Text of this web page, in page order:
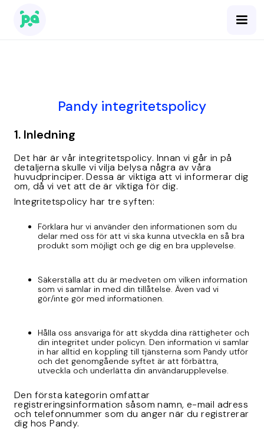
Pandy integritetspolicy
1. Inledning
Det här är vår integritetspolicy. Innan vi går in på
detaljerna skulle vi vilja belysa några av våra
huvudprinciper. Dessa är viktiga att vi informerar dig
om, då vi vet att de är viktiga för dig.
Integritetspolicy har tre syften:
Förklara hur vi använder den informationen som du
delar med oss för att vi ska kunna utveckla en så bra
produkt som möjligt och ge dig en bra upplevelse.
Säkerställa att du är medveten om vilken information
som vi samlar in med din tillåtelse. Även vad vi
gör/inte gör med informationen.
Hålla oss ansvariga för att skydda dina rättigheter och
din integritet under policyn. Den information vi samlar
in har alltid en koppling till tjänsterna som Pandy utför
och det genomgående syftet är att förbättra,
utveckla och underlätta din användarupplevelse.
Den första kategorin omfattar
registreringsinformation såsom namn, e-mail adress
och telefonnummer som du anger när du registrerar
dig hos Pandy.